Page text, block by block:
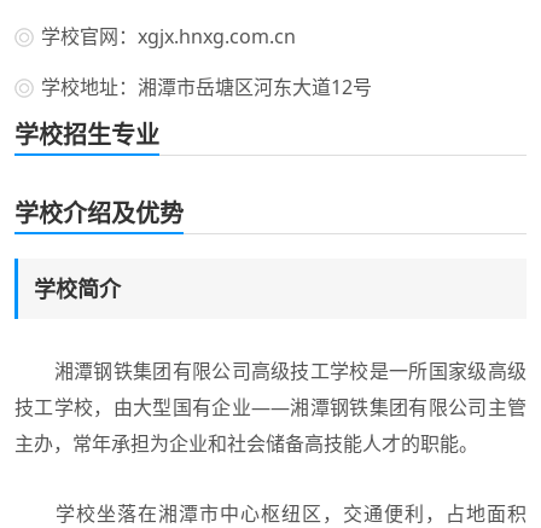
学校官网：xgjx.hnxg.com.cn
学校地址：湘潭市岳塘区河东大道12号
学校招生专业
学校介绍及优势
学校简介
湘潭钢铁集团有限公司高级技工学校是一所国家级高级
技工学校，由大型国有企业——湘潭钢铁集团有限公司主管
主办，常年承担为企业和社会储备高技能人才的职能。
学校坐落在湘潭市中心枢纽区，交通便利，占地面积